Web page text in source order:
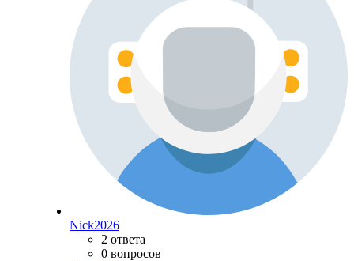
Nick2026
2 ответа
0 вопросов